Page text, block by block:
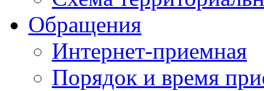
Обращения
Интернет-приемная
Порядок и время